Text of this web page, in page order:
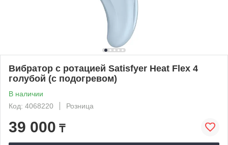
Вибратор с ротацией Satisfyer Heat Flex 4
голубой (c подогревом)
В наличии
Код: 4068220
Розница
39 000 ₸